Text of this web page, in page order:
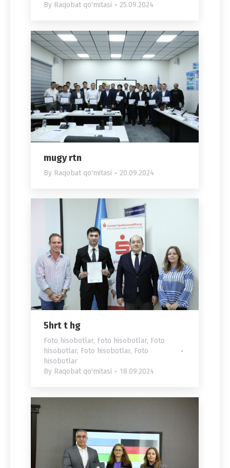
By Raqobat qo'mitasi 25.09.2024
mugy rtn
By Raqobat qo'mitasi 20.09.2024
5hrt t hg
Foto hisobotlar, Foto hisobotlar, Foto
hisobotlar, Foto hisobotlar, Foto
hisobotlar
By Raqobat qo'mitasi 18.09.2024